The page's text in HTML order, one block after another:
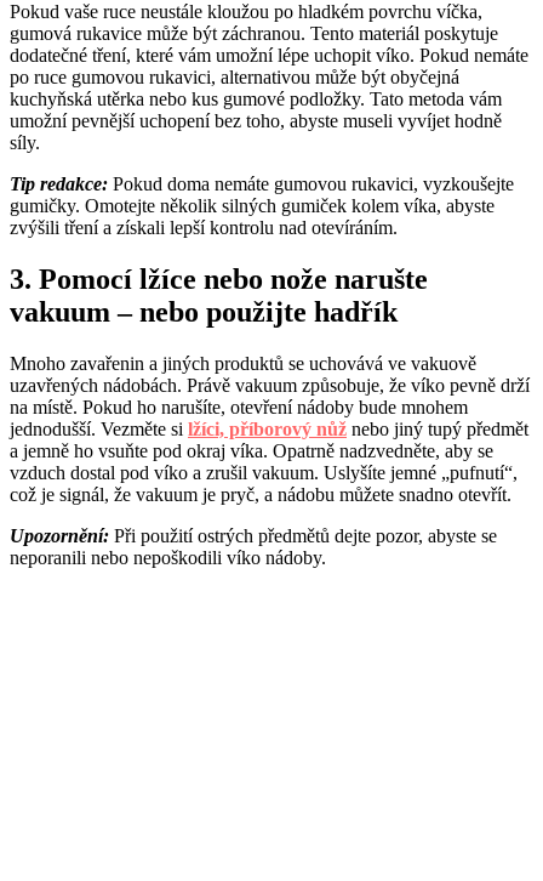
Pokud vaše ruce neustále kloužou po hladkém povrchu víčka,
gumová rukavice může být záchranou. Tento materiál poskytuje
dodatečné tření, které vám umožní lépe uchopit víko. Pokud nemáte
po ruce gumovou rukavici, alternativou může být obyčejná
kuchyňská utěrka nebo kus gumové podložky. Tato metoda vám
umožní pevnější uchopení bez toho, abyste museli vyvíjet hodně
síly.
Tip redakce: Pokud doma nemáte gumovou rukavici, vyzkoušejte
gumičky. Omotejte několik silných gumiček kolem víka, abyste
zvýšili tření a získali lepší kontrolu nad otevíráním.
3. Pomocí lžíce nebo nože narušte
vakuum – nebo použijte hadřík
Mnoho zavařenin a jiných produktů se uchovává ve vakuově
uzavřených nádobách. Právě vakuum způsobuje, že víko pevně drží
na místě. Pokud ho narušíte, otevření nádoby bude mnohem
jednodušší. Vezměte si lžíci, příborový nůž nebo jiný tupý předmět
a jemně ho vsuňte pod okraj víka. Opatrně nadzvedněte, aby se
vzduch dostal pod víko a zrušil vakuum. Uslyšíte jemné „pufnutí“,
což je signál, že vakuum je pryč, a nádobu můžete snadno otevřít.
Upozornění: Při použití ostrých předmětů dejte pozor, abyste se
neporanili nebo nepoškodili víko nádoby.